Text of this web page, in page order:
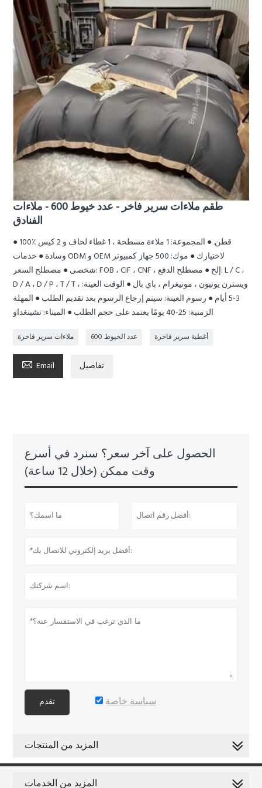
طقم ملاءات سرير فاخر - عدد خيوط 600 - ملاءات
الفنادق
● 100٪ قطن. ● المجموعة: 1 ملاءة مسطحة ، 1 غطاء لحاف و 2 كيس
وسادة ● خدمات ODM و OEM لاختيارك ● موك: 500 جهاز كمبيوتر
شخصى ● مصطلح السعر: FOB ، CIF ، CNF ، إلخ ● مصطلح الدفع: L / C ،
D / A ، D / P ، T / T ، ويسترن يونيون ، مونيغرام ، باي بال ● الوقت العينة:
3-5 أيام ● رسوم العينة: سيتم إرجاع الرسوم بعد تقديم الطلب ● المهلة
الزمنية: 25-40 يومًا يعتمد على حجم الطلب ● الميناء: تشينغداو
ملاءات سرير فاخرة عدد الخيوط 600 أغطية سرير فاخرة
 Email تفاصيل
الحصول على آخر سعر؟ سنرد في أسرع
وقت ممكن (خلال 12 ساعة)
تقدم سياسة خاصة
المزيد من المنتجات
المزيد من الخدمات